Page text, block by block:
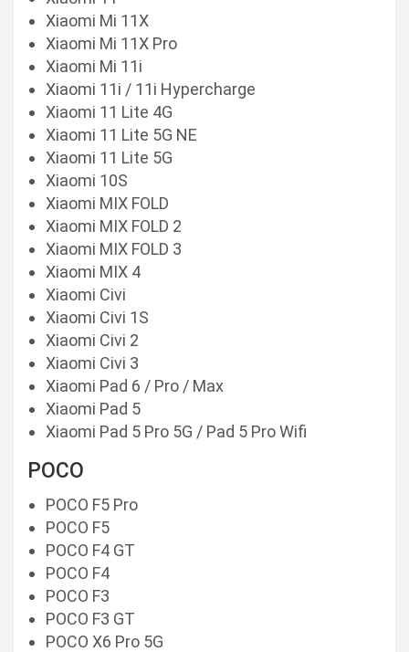
Xiaomi Mi 11X
Xiaomi Mi 11X Pro
Xiaomi Mi 11i
Xiaomi 11i / 11i Hypercharge
Xiaomi 11 Lite 4G
Xiaomi 11 Lite 5G NE
Xiaomi 11 Lite 5G
Xiaomi 10S
Xiaomi MIX FOLD
Xiaomi MIX FOLD 2
Xiaomi MIX FOLD 3
Xiaomi MIX 4
Xiaomi Civi
Xiaomi Civi 1S
Xiaomi Civi 2
Xiaomi Civi 3
Xiaomi Pad 6 / Pro / Max
Xiaomi Pad 5
Xiaomi Pad 5 Pro 5G / Pad 5 Pro Wifi
POCO
POCO F5 Pro
POCO F5
POCO F4 GT
POCO F4
POCO F3
POCO F3 GT
POCO X6 Pro 5G